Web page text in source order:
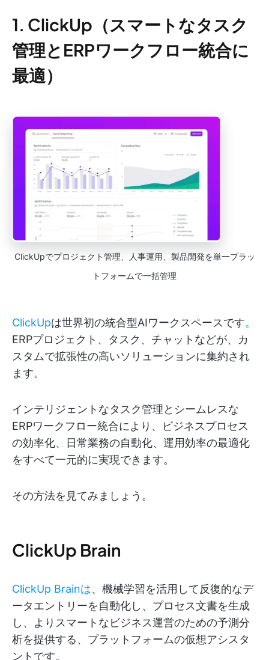
1. ClickUp（スマートなタスク
管理とERPワークフロー統合に
最適）
ClickUpでプロジェクト管理、人事運用、製品開発を単一プラッ
トフォームで一括管理
ClickUpは世界初の統合型AIワークスペースです。
ERPプロジェクト、タスク、チャットなどが、カ
スタムで拡張性の高いソリューションに集約され
ます。
インテリジェントなタスク管理とシームレスな
ERPワークフロー統合により、ビジネスプロセス
の効率化、日常業務の自動化、運用効率の最適化
をすべて一元的に実現できます。
その方法を見てみましょう。
ClickUp Brain
ClickUp Brainは、機械学習を活用して反復的なデ
ータエントリーを自動化し、プロセス文書を生成
し、よりスマートなビジネス運営のための予測分
析を提供する、プラットフォームの仮想アシスタ
ントです。